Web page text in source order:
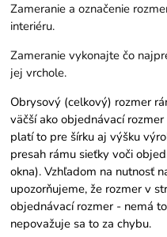
Zameranie a označenie
interiéru.
Zameranie vykonajte čo
jej vrchole.
Obrysový (celkový) rozmer
väčší ako objednávací
platí to pre šírku aj výšku
presah rámu sieťky voči
okna). Vzhľadom na nutnosť
upozorňujeme, že rozmer v
objednávací rozmer - nemá
nepovažuje sa to za chybu.